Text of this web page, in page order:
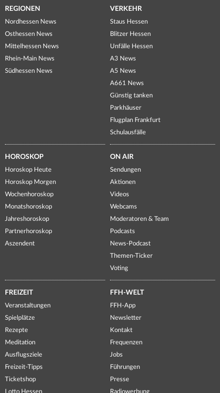
REGIONEN
Nordhessen News
Osthessen News
Mittelhessen News
Rhein-Main News
Südhessen News
VERKEHR
Staus Hessen
Blitzer Hessen
Unfälle Hessen
A3 News
A5 News
A661 News
Günstig tanken
Parkhäuser
Flugplan Frankfurt
Schulausfälle
HOROSKOP
Horoskop Heute
Horoskop Morgen
Wochenhoroskop
Monatshoroskop
Jahreshoroskop
Partnerhoroskop
Aszendent
ON AIR
Sendungen
Aktionen
Videos
Webcams
Moderatoren & Team
Podcasts
News-Podcast
Themen-Ticker
Voting
FREIZEIT
Veranstaltungen
Spielplätze
Rezepte
Meditation
Ausflugsziele
Freizeit-Tipps
Ticketshop
Lotto Hessen
FFH-WELT
FFH-App
Newsletter
Kontakt
Frequenzen
Jobs
Führungen
Presse
Radiowerbung